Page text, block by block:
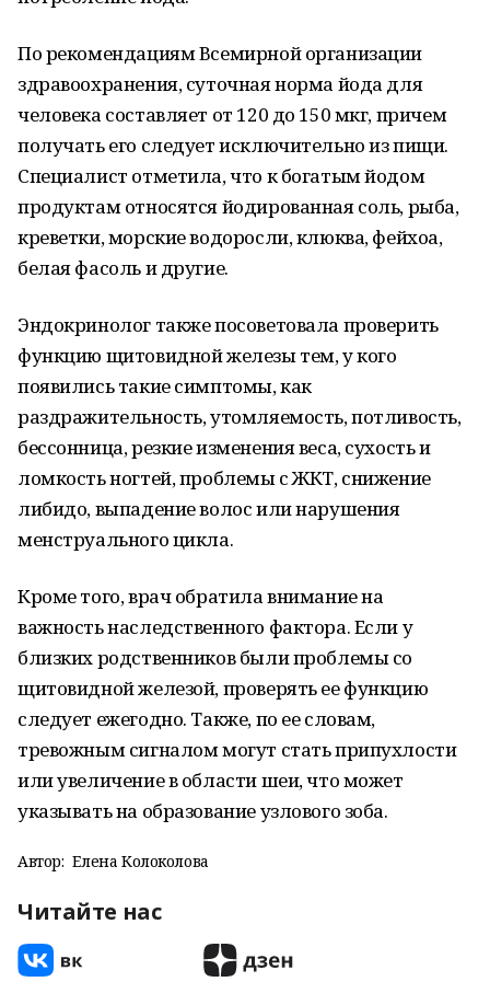
По рекомендациям Всемирной организации
здравоохранения, суточная норма йода для
человека составляет от 120 до 150 мкг, причем
получать его следует исключительно из пищи.
Специалист отметила, что к богатым йодом
продуктам относятся йодированная соль, рыба,
креветки, морские водоросли, клюква, фейхоа,
белая фасоль и другие.
Эндокринолог также посоветовала проверить
функцию щитовидной железы тем, у кого
появились такие симптомы, как
раздражительность, утомляемость, потливость,
бессонница, резкие изменения веса, сухость и
ломкость ногтей, проблемы с ЖКТ, снижение
либидо, выпадение волос или нарушения
менструального цикла.
Кроме того, врач обратила внимание на
важность наследственного фактора. Если у
близких родственников были проблемы со
щитовидной железой, проверять ее функцию
следует ежегодно. Также, по ее словам,
тревожным сигналом могут стать припухлости
или увеличение в области шеи, что может
указывать на образование узлового зоба.
Автор: Елена Колоколова
Читайте нас